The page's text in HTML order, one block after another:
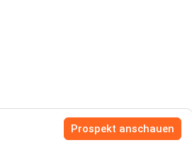
Prospekt anschauen